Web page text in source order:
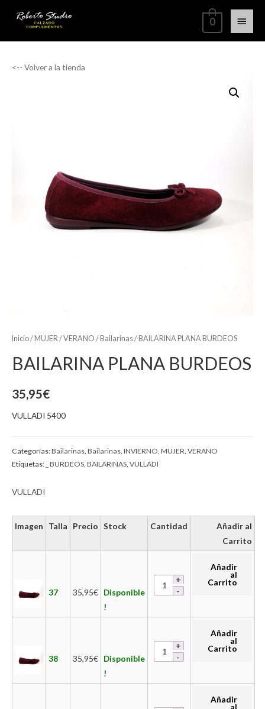
0
<-- Volver a la tienda
Inicio/ MUJER /VERANO / Bailarinas/ BAILARINA PLANA BURDEOS
BAILARINA PLANA BURDEOS
35,95€
VULLADI 5400
Categorías:Bailarinas Bailarinas INVIERNO MUJER VERANO
Etiquetas: _ BURDEOS BAILARINAS VULLADI
VULLADI
Imagen Talla Precio Stock Cantidad
Añadir al
Carrito
37 35,95€ Disponible
!
Añadir
al
Carrito
38 35,95€ Disponible
!
Añadir
al
Carrito
Añadir
al